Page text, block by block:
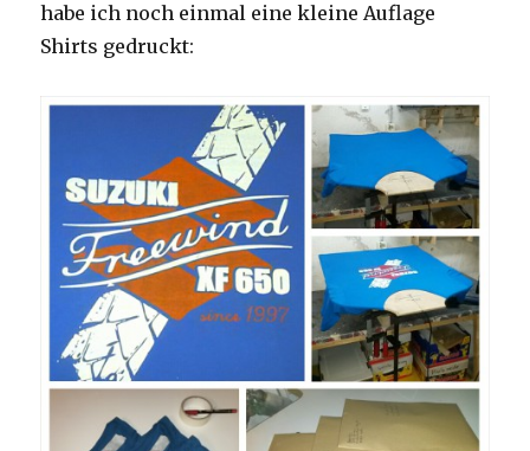
habe ich noch einmal eine kleine Auflage
Shirts gedruckt: